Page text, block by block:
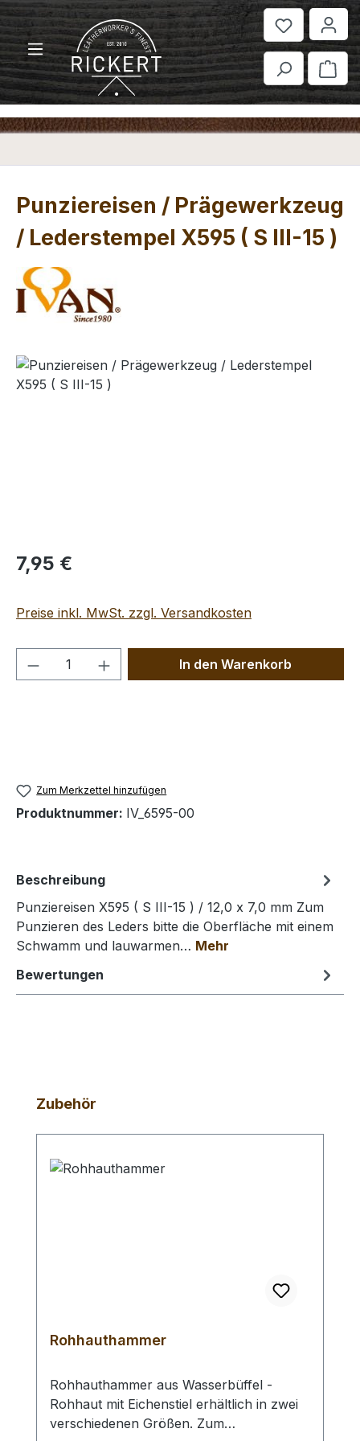
Zum Hauptinhalt springen
Punziereisen / Prägewerkzeug
/ Lederstempel X595 ( S III-15 )
Bildergalerie überspringen
Regulärer Preis:
7,95 €
Preise inkl. MwSt. zzgl. Versandkosten
Produkt Anzahl: Gib denIn den Warenkorb
Zum Merkzettel hinzufügen
Produktnummer: IV_6595-00
Beschreibung
Punziereisen X595 ( S III-15 ) / 12,0 x 7,0 mm Zum
Punzieren des Leders bitte die Oberfläche mit einem
Schwamm und lauwarmen… Mehr
Bewertungen
Produktgalerie überspringen
Zubehör
Rohhauthammer
Rohhauthammer aus Wasserbüffel -
Rohhaut mit Eichenstiel erhältlich in zwei
verschiedenen Größen. Zum